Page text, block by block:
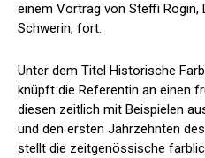
einem Vortrag von Steffi Rogin,
Schwerin, fort.
Unter dem Titel Historische
knüpft die Referentin an einen
diesen zeitlich mit Beispielen
und den ersten Jahrzehnten
stellt die zeitgenössische